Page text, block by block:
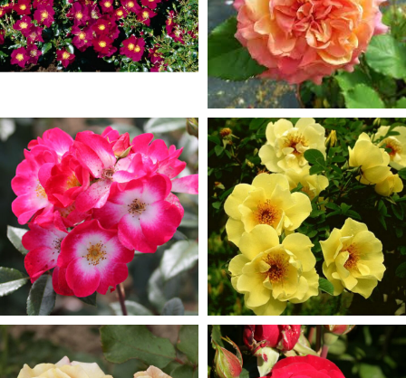
14 produkti
KRŪMROZES
54 produkti
MUSKUSROZES
11 produkti
PARKA ROZES
11 produkti